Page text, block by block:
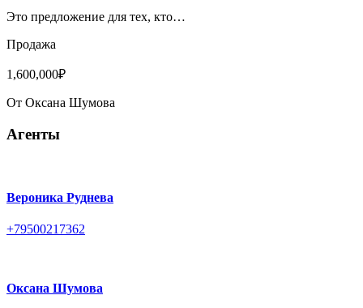
Это предложение для тех, кто…
Продажа
1,600,000₽
От Оксана Шумова
Агенты
Вероника Руднева
+79500217362
Оксана Шумова